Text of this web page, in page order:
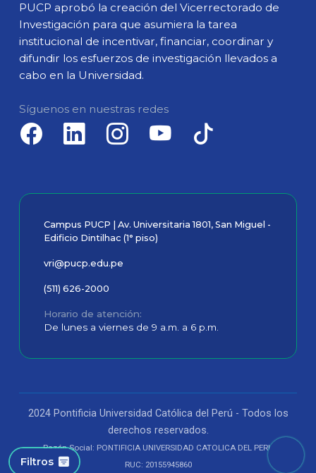
Filtros
PUCP aprobó la creación del Vicerrectorado de
Investigación para que asumiera la tarea
institucional de incentivar, financiar, coordinar y
difundir los esfuerzos de investigación llevados a
cabo en la Universidad.
Síguenos en nuestras redes
Campus PUCP | Av. Universitaria 1801, San Miguel -
Edificio Dintilhac (1° piso)
vri@pucp.edu.pe
(511) 626-2000
Horario de atención
De lunes a viernes de 9 a.m. a 6 p.m.
2024 Pontificia Universidad Católica del Perú - Todos los
derechos reservados.
Razón Social: PONTIFICIA UNIVERSIDAD CATOLICA DEL PERU
RUC: 20155945860